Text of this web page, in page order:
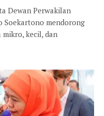
Dewan Perwakilan
Soekartono mendorong
kecil, dan